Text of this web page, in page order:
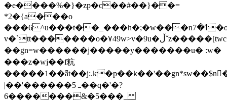
�e����%�}�zp�c��#��}��=
*2�{a���o
���6^u���t��_���h�;�w���nߗ�7�o���;w޹��ѿp�eu�{gxgz���{_o��")��5s�
v�`tt�������o�٧49w>v�9u�ڵˇz�����[twc��j<���`��9�mn����#'n9|
��gn=w������j�����y�������u� :w�
���z�wj��f粇
|��'������5 ߺ��q�'�?
6�������&�5���_